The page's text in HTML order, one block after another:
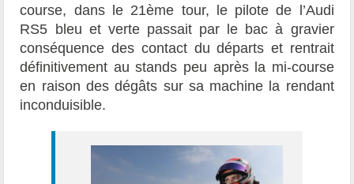
course, dans le 21ème tour, le pilote de l’Audi
RS5 bleu et verte passait par le bac à gravier
conséquence des contact du départs et rentrait
définitivement au stands peu après la mi-course
en raison des dégâts sur sa machine la rendant
inconduisible.